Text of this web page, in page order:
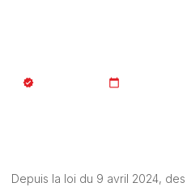
Depuis la loi du 9 avril 2024,